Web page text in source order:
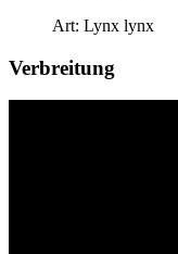
Art: Lynx lynx
Verbreitung